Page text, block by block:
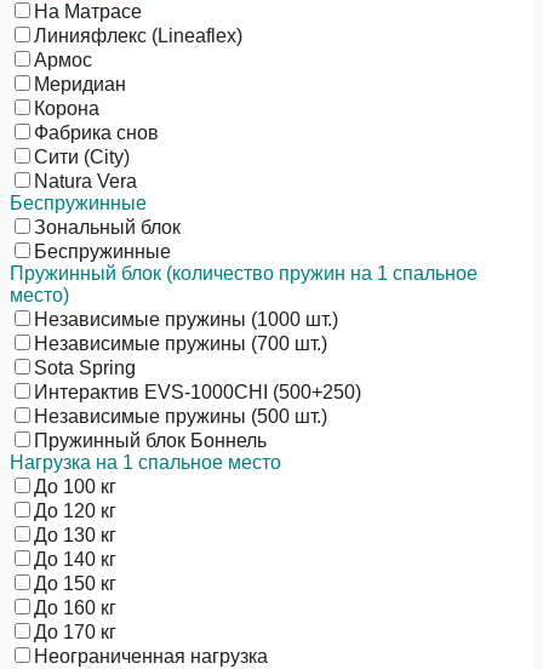
На Матрасе
Линияфлекс (Lineaflex)
Армос
Меридиан
Корона
Фабрика снов
Сити (City)
Natura Vera
Беспружинные
Зональный блок
Беспружинные
Пружинный блок (количество пружин на 1 спальное
место)
Независимые пружины (1000 шт.)
Независимые пружины (700 шт.)
Sota Spring
Интерактив EVS-1000CHI (500+250)
Независимые пружины (500 шт.)
Пружинный блок Боннель
Нагрузка на 1 спальное место
До 100 кг
До 120 кг
До 130 кг
До 140 кг
До 150 кг
До 160 кг
До 170 кг
Неограниченная нагрузка